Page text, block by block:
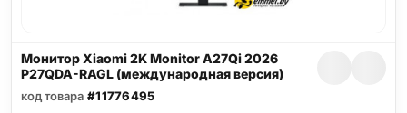
Монитор Xiaomi 2K Monitor A27Qi 2026
P27QDA-RAGL (международная версия)
код товара #11776495